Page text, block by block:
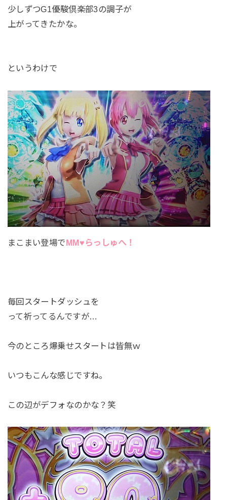
少しずつG1優駿倶楽部3の調子が
上がってきたかな。
というわけで
まこまい登場でMM♥らっしゅへ！
毎回スタートダッシュを
って祈ってるんですが…
今のところ爆乗せスタートは皆無ｗ
いつもこんな感じですね。
この辺がデフォなのかな？笑